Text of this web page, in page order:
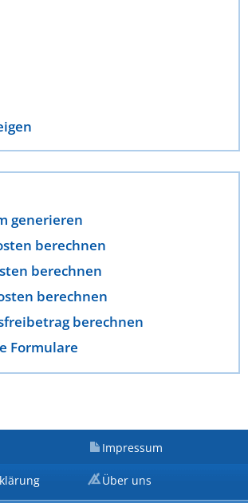
generieren
berechnen
berechnen
berechnen
berechnen
Formulare
Impressum
Über uns